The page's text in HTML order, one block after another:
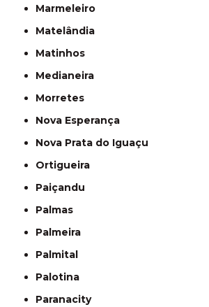
Marmeleiro
Matelândia
Matinhos
Medianeira
Morretes
Nova Esperança
Nova Prata do Iguaçu
Ortigueira
Paiçandu
Palmas
Palmeira
Palmital
Palotina
Paranacity